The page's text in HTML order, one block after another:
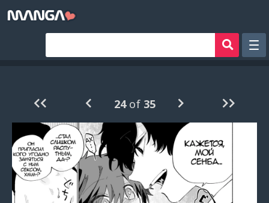
Аниме хентай
Сборники манги
Sign in
Register
24 of 35